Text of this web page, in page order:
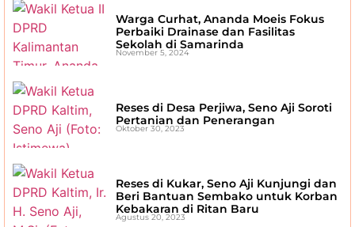
Warga Curhat, Ananda Moeis Fokus
Perbaiki Drainase dan Fasilitas
Sekolah di Samarinda
November 5, 2024
Reses di Desa Perjiwa, Seno Aji Soroti
Pertanian dan Penerangan
Oktober 30, 2023
Reses di Kukar, Seno Aji Kunjungi dan
Beri Bantuan Sembako untuk Korban
Kebakaran di Ritan Baru
Agustus 20, 2023